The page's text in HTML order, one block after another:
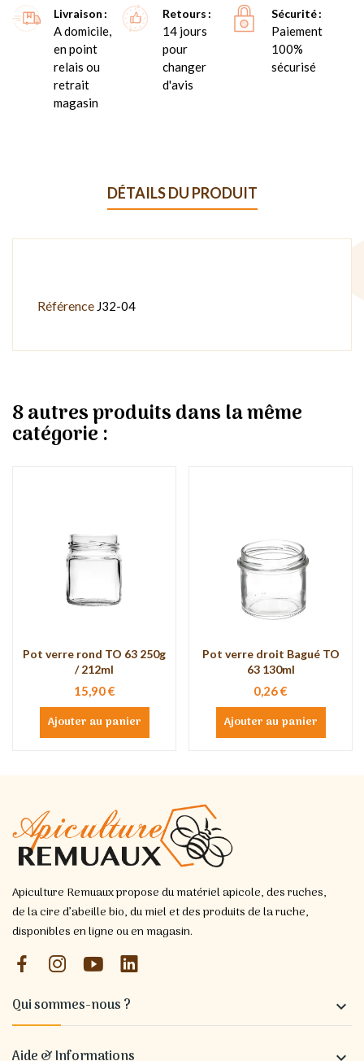
Livraison
A domicile,
en point
relais ou
retrait
magasin
Retours
14 jours
pour
changer
d'avis
Sécurité
Paiement
100%
sécurisé
DÉTAILS DU PRODUIT
Référence J32-04
8 autres produits dans la même
catégorie :
Pot verre rond TO 63 250g
/ 212ml
15,90 €
Ajouter au panier
Pot verre droit Bagué TO
63 130ml
0,26 €
Ajouter au panier
Apiculture Remuaux propose du matériel apicole, des ruches,
de la cire d’abeille bio, du miel et des produits de la ruche,
disponibles en ligne ou en magasin.
Qui sommes-nous ? 